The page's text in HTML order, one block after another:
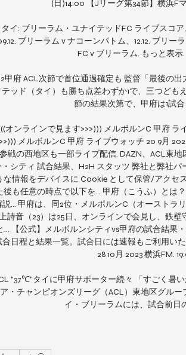
(日)14:00 【Jリーグ第34節】横浜F
タイ: ブリーラム・ユナイテッドFC ライブスコ
ブリーラム v ナコーンパトム、12.12. ブリー
FC v ブリーラム. もっと表示.
甲府 ACL次節で首位通過確定も 監督「最後の出
テッド（タイ）も勝ち点差わずか1で、三つども
節の結果次第で、甲府は1試合
オンラインで見ます>>>))) メルボルンC 甲府 ラ
メルボルンC 甲府 ライブウォッチ 20 9月
参戦の西地区も一部ライブ配信. DAZN、ACL東
・シティ 試合結果、H2H スタッツ 弊社と弊社
な情報をデバイスに Cookie として保管/アクセ
後も任意の時点で以下を... 甲府（こうふ）とは
説... 甲府は、同2位・メルボルンC（オーストラ
詩音（23）は25日、オンラインで会見し、鉄壁
... 【公式】メルボルンシティvs甲府の試合結果
合日程と結果一覧。試合日には速報もご利用い
28 10月 2023 横浜FM.
"37℃"タイに甲府サポーター続々 「すごく暑
ア・チャンピオンズリーグ（ACL）東地区グル
イ・ブリーラムには、試合前日